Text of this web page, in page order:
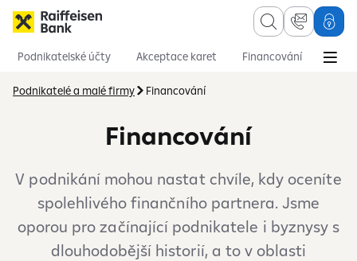
Podnikatelské účty Akceptace karet
Financování
Podnikatelé a malé firmy
Financování
Financování
V podnikání mohou nastat chvíle, kdy oceníte
spolehlivého finančního partnera. Jsme
oporou pro začínající podnikatele i byznysy s
dlouhodobější historií, a to v oblasti